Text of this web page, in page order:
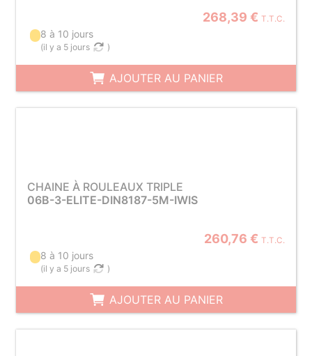
268,39 € T.T.C.
8 à 10 jours
(il y a 5 jours )
AJOUTER AU PANIER
CHAINE À ROULEAUX TRIPLE
06B-3-ELITE-DIN8187-5M-IWIS
260,76 € T.T.C.
8 à 10 jours
(il y a 5 jours )
AJOUTER AU PANIER